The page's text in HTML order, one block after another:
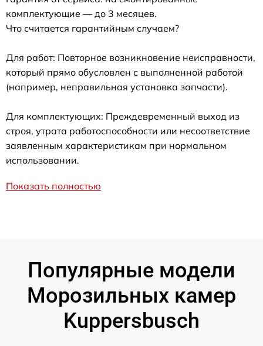
комплектующие — до 3 месяцев.
Что считается гарантийным случаем?
Для работ: Повторное возникновение неисправности,
который прямо обусловлен с выполненной работой
(например, неправильная установка запчасти).
Для комплектующих: Преждевременный выход из
строя, утрата работоспособности или несоответствие
заявленным характеристикам при нормальном
использовании.
Показать полностью
Популярные модели
Морозильных камер
Kuppersbusch